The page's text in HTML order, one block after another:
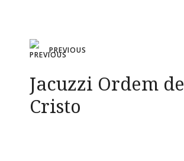
Navegação
de
artigos
PREVIOUS
Jacuzzi Ordem de
Cristo